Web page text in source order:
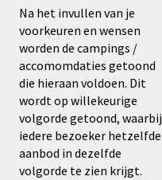
Na het invullen van je
voorkeuren en wensen
worden de campings /
accomomdaties getoond
die hieraan voldoen. Dit
wordt op willekeurige
volgorde getoond, waarbij
iedere bezoeker hetzelfde
aanbod in dezelfde
volgorde te zien krijgt.